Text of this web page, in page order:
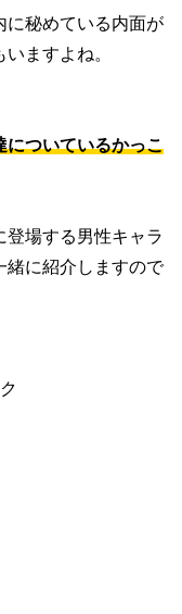
に秘めている内面が
ますよね。
についているかっこ
場する男性キャラ
緒に紹介しますので